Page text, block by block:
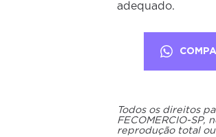
adequado.
Todos os direitos
FECOMERCIO-SP,
reprodução total